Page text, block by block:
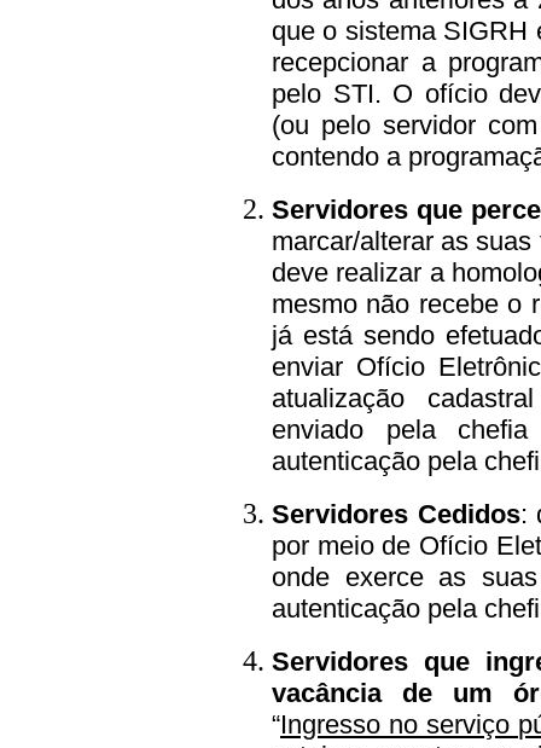
que o sistema SIGRH
recepcionar a
pelo STI. O ofício
(ou pelo servidor
contendo a
Servidores que
marcar/alterar as
deve realizar a
mesmo não recebe o
já está sendo
enviar Ofício
atualização
enviado pela
autenticação pela
Servidores Cedidos:
por meio de Ofício
onde exerce as
autenticação pela
Servidores que
vacância de um
“Ingresso no serviço